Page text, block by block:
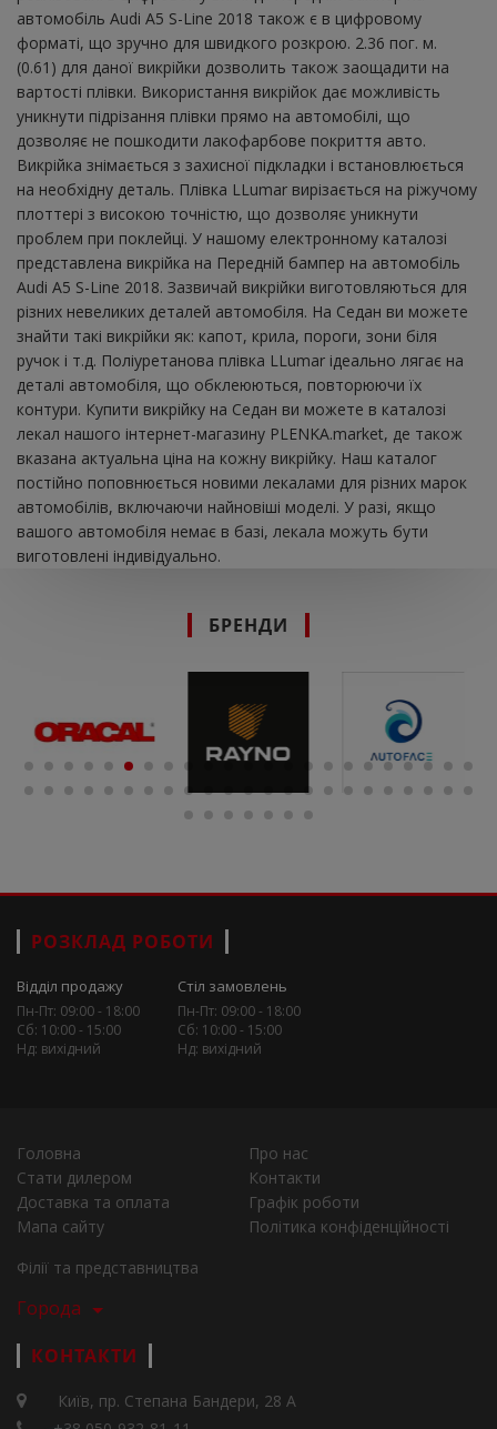
автомобіль Audi A5 S-Line 2018 також є в цифровому
форматі, що зручно для швидкого розкрою. 2.36 пог. м.
(0.61) для даної викрійки дозволить також заощадити на
вартості плівки. Використання викрійок дає можливість
уникнути підрізання плівки прямо на автомобілі, що
дозволяє не пошкодити лакофарбове покриття авто.
Викрійка знімається з захисної підкладки і встановлюється
на необхідну деталь. Плівка LLumar вирізається на ріжучому
плоттері з високою точністю, що дозволяє уникнути
проблем при поклейці. У нашому електронному каталозі
представлена ​​викрійка на Передній бампер на автомобіль
Audi A5 S-Line 2018. Зазвичай викрійки виготовляються для
різних невеликих деталей автомобіля. На Седан ви можете
знайти такі викрійки як: капот, крила, пороги, зони біля
ручок і т.д. Поліуретанова плівка LLumar ідеально лягає на
деталі автомобіля, що обклеюються, повторюючи їх
контури. Купити викрійку на Седан ви можете в каталозі
лекал нашого інтернет-магазину PLENKA.market, де також
вказана актуальна ціна на кожну викрійку. Наш каталог
постійно поповнюється новими лекалами для різних марок
автомобілів, включаючи найновіші моделі. У разі, якщо
вашого автомобіля немає в базі, лекала можуть бути
виготовлені індивідуально.
БРЕНДИ
РОЗКЛАД РОБОТИ
Відділ продажу
Пн-Пт: 09:00 - 18:00
Сб: 10:00 - 15:00
Нд: вихідний
Стіл замовлень
Пн-Пт: 09:00 - 18:00
Сб: 10:00 - 15:00
Нд: вихідний
Головна
Про нас
Стати дилером
Контакти
Доставка та оплата
Графік роботи
Мапа сайту
Політика конфіденційності
Філії та представництва
Города
КОНТАКТИ
Київ, пр. Степана Бандери, 28 А